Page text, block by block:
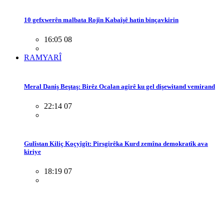
10 gefxwerên malbata Rojîn Kabaîşê hatin binçavkirin
16:05 08
RAMYARÎ
Meral Daniş Beştaş: Birêz Ocalan agirê ku gel dişewitand vemirand
22:14 07
Gulîstan Kiliç Koçyîgît: Pirsgirêka Kurd zemîna demokratîk ava
kiriye
18:19 07